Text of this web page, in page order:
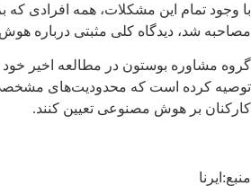
با وجود تمام این مشکلات، همه افرادی که
مصاحبه شد، دیدگاه کلی مثبتی درباره
گروه مشاوره بوستون در مطالعه اخیر
توصیه کرده است که محدودیت‌های
کارکنان بر هوش مصنوعی تعیین کنند.
منبع:ایرنا